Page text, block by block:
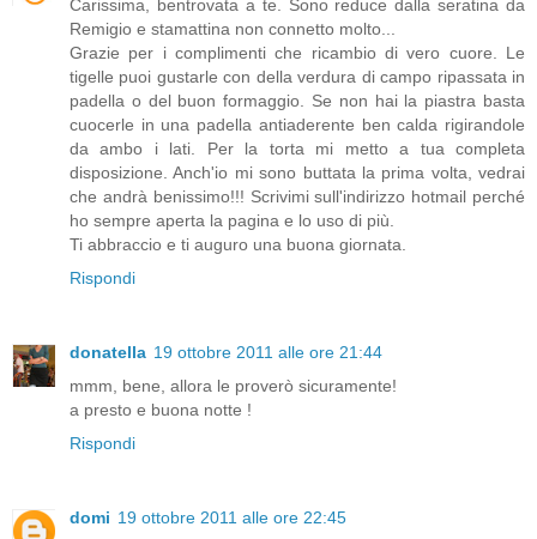
Carissima, bentrovata a te. Sono reduce dalla seratina da
Remigio e stamattina non connetto molto...
Grazie per i complimenti che ricambio di vero cuore. Le
tigelle puoi gustarle con della verdura di campo ripassata in
padella o del buon formaggio. Se non hai la piastra basta
cuocerle in una padella antiaderente ben calda rigirandole
da ambo i lati. Per la torta mi metto a tua completa
disposizione. Anch'io mi sono buttata la prima volta, vedrai
che andrà benissimo!!! Scrivimi sull'indirizzo hotmail perché
ho sempre aperta la pagina e lo uso di più.
Ti abbraccio e ti auguro una buona giornata.
Rispondi
donatella 19 ottobre 2011 alle ore 21:44
mmm, bene, allora le proverò sicuramente!
a presto e buona notte !
Rispondi
domi 19 ottobre 2011 alle ore 22:45